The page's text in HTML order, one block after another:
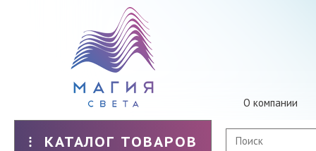
О компании
КАТАЛОГ ТОВАРОВ